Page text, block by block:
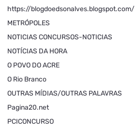
https://blogdoedsonalves.blogspot.com/
METRÓPOLES
NOTICIAS CONCURSOS-NOTICIAS
NOTÍCIAS DA HORA
O POVO DO ACRE
O Rio Branco
OUTRAS MÍDIAS/OUTRAS PALAVRAS
Pagina20.net
PCICONCURSO